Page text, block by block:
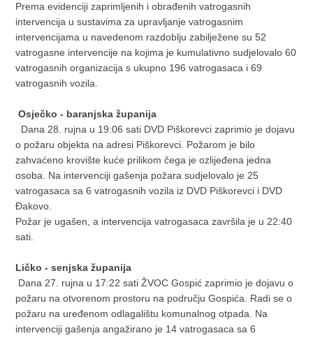
Prema evidenciji zaprimljenih i obrađenih vatrogasnih
intervencija u sustavima za upravljanje vatrogasnim
intervencijama u navedenom razdoblju zabilježene su 52
vatrogasne intervencije na kojima je kumulativno sudjelovalo 60
vatrogasnih organizacija s ukupno 196 vatrogasaca i 69
vatrogasnih vozila.
Osječko - baranjska županija
Dana 28. rujna u 19:06 sati DVD Piškorevci zaprimio je dojavu
o požaru objekta na adresi Piškorevci. Požarom je bilo
zahvaćeno krovište kuće prilikom čega je ozlijeđena jedna
osoba. Na intervenciji gašenja požara sudjelovalo je 25
vatrogasaca sa 6 vatrogasnih vozila iz DVD Piškorevci i DVD
Đakovo.
Požar je ugašen, a intervencija vatrogasaca završila je u 22:40
sati.
Ličko - senjska županija
Dana 27. rujna u 17:22 sati ŽVOC Gospić zaprimio je dojavu o
požaru na otvorenom prostoru na području Gospića. Radi se o
požaru na uređenom odlagalištu komunalnog otpada. Na
intervenciji gašenja angažirano je 14 vatrogasaca sa 6